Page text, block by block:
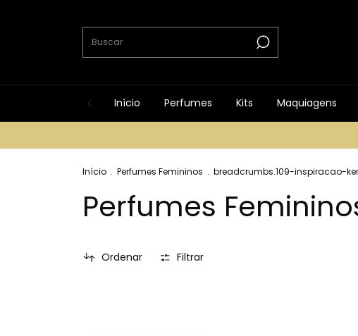
Início Perfumes Kits Maquiagens
Início . Perfumes Femininos . breadcrumbs.109-inspiracao-
Perfumes
Ordenar Filtrar